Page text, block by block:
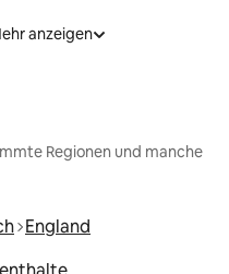
anzeigen
Regionen und manche
England